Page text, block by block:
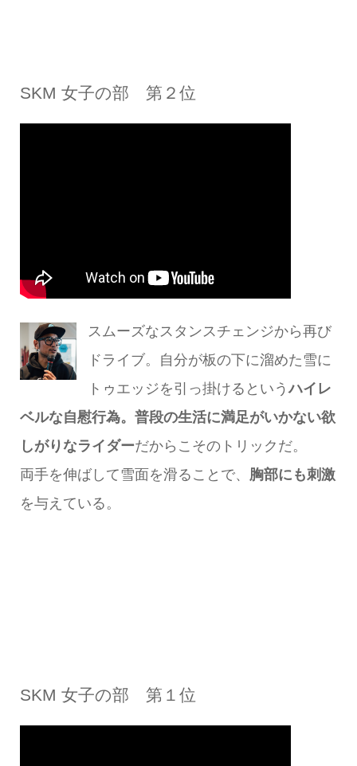
SKM 女子の部 第２位
スムーズなスタンスチェンジから再び
ドライブ。自分が板の下に溜めた雪に
トゥエッジを引っ掛けるというハイレ
ベルな自慰行為。普段の生活に満足がいかない欲
しがりなライダーだからこそのトリックだ。
両手を伸ばして雪面を滑ることで、 胸部にも刺激
を与えている。
SKM 女子の部 第１位